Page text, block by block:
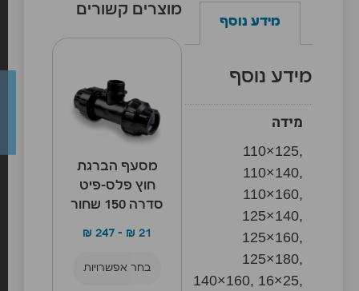
מידע נוסף
מידע נוסף
מידה
110×125,
110×140,
110×160,
125×140,
125×160,
125×180,
140×160, 16×25,
מוצרים קשורים
מסעף הברגת
חוץ פלס-פיט
סדרה 150 שחור
₪ 21
–
₪ 247
בחר אפשרויות